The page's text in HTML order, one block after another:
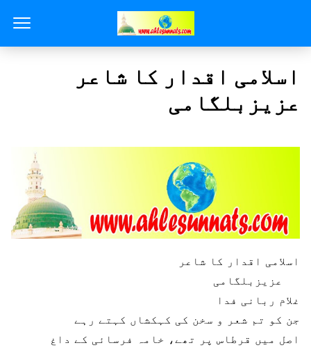
اسلامی اقدار کا شاعر
عزیزبلگامی
اسلامی اقدار کا شاعر
عزیزبلگامی
غلام ربانی فدا
جن کو تم شعر و سخن کی کہکشاں کہتے رہے
اصل میں قرطاس پر تھے، خامہ فرسائی کے داغ